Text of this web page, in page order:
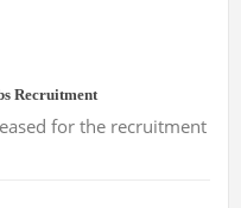
Recruitment
for the recruitment